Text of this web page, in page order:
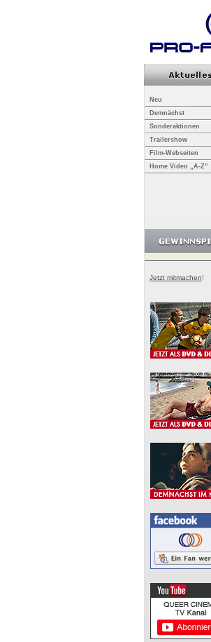
Neu
Demnächst
Sonderaktionen
Trailershow
Film-Webseiten
Home Video „A-Z”
Jetzt mitmachen!